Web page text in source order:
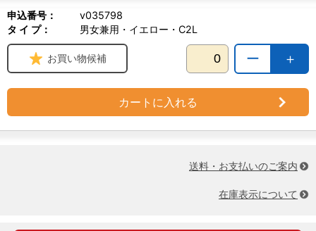
申込番号：
v035798
タ イ プ：
男女兼用・イエロー・C2L
＋
ー
お買い物候補
カートに入れる
送料・お支払いのご案内
在庫表示について